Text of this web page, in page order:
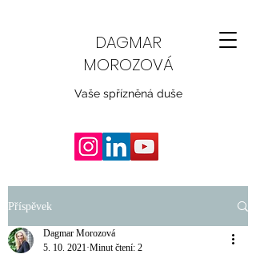
DAGMAR
MOROZOVÁ
Vaše spřízněná duše
Příspěvek
Dagmar Morozová
5. 10. 2021 Minut čtení: 2